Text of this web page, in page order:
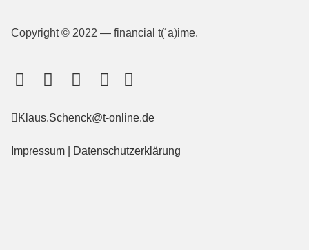
Copyright © 2022 — financial t(´a)ime.
Klaus.Schenck@t-online.de
Impressum Datenschutzerklärung